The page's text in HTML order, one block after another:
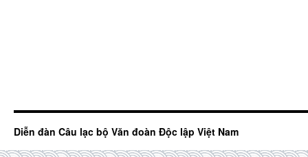
Diễn đàn Câu lạc bộ Văn đoàn Độc lập Việt Nam